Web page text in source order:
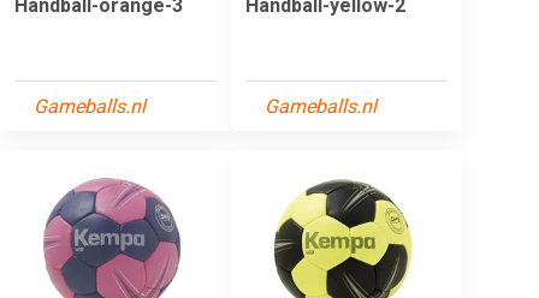
Handball-orange-3
Gameballs.nl
Handball-yellow-2
Gameballs.nl